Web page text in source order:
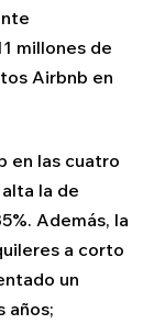
millones de
Airbnb en
en las cuatro
la de
Además, la
a corto
un
años;